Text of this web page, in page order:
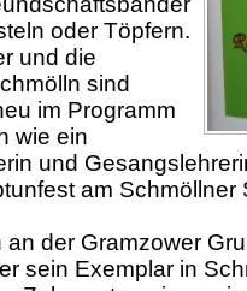
oder Töpfern.
und die
sind
im Programm
wie ein
und
am Schmöllner
der Gramzower
sein Exemplar in